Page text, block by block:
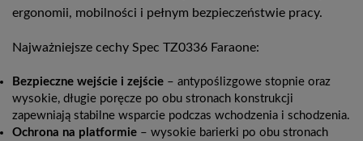
ergonomii, mobilności i pełnym bezpieczeństwie pracy.
Najważniejsze cechy Spec TZ0336 Faraone:
Bezpieczne wejście i zejście – antypoślizgowe stopnie oraz
wysokie, długie poręcze po obu stronach konstrukcji
zapewniają stabilne wsparcie podczas wchodzenia i schodzenia.
Ochrona na platformie – wysokie barierki po obu stronach